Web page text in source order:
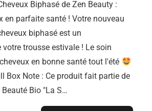
Biphasé de Zen Beauty :
en parfaite santé ! Votre nouveau
biphasé est un
trousse estivale ! Le soin
en bonne santé tout l'été
Box Note : Ce produit fait partie de
Beauté Bio "La S…